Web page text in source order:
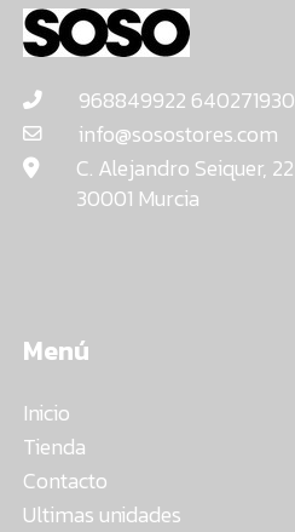
968849922 640271930
info@sosostores.com
C. Alejandro Seiquer, 22
30001 Murcia
Menú
Inicio
Tienda
Contacto
Ultimas unidades